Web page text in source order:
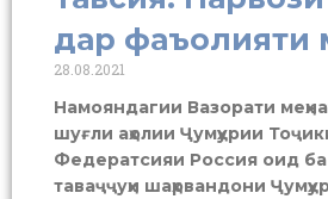
дар фаъолияти
28.08.2021
Намояндагии Вазорати
шуғли аҳолии Ҷумҳурии
Федератсияи Россия оид ба
таваҷҷуҳи шаҳрвандони